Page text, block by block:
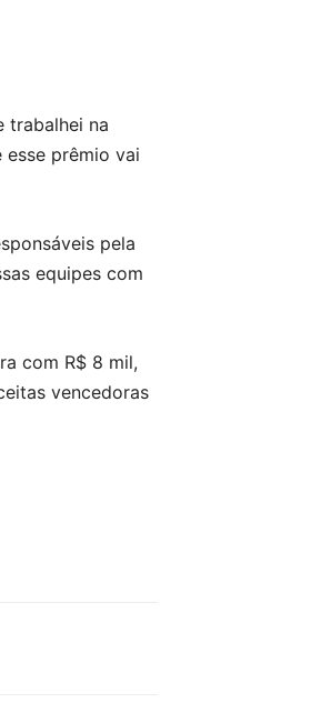
trabalhei na
prêmio vai
pela
equipes com
com R$ 8 mil,
vencedoras